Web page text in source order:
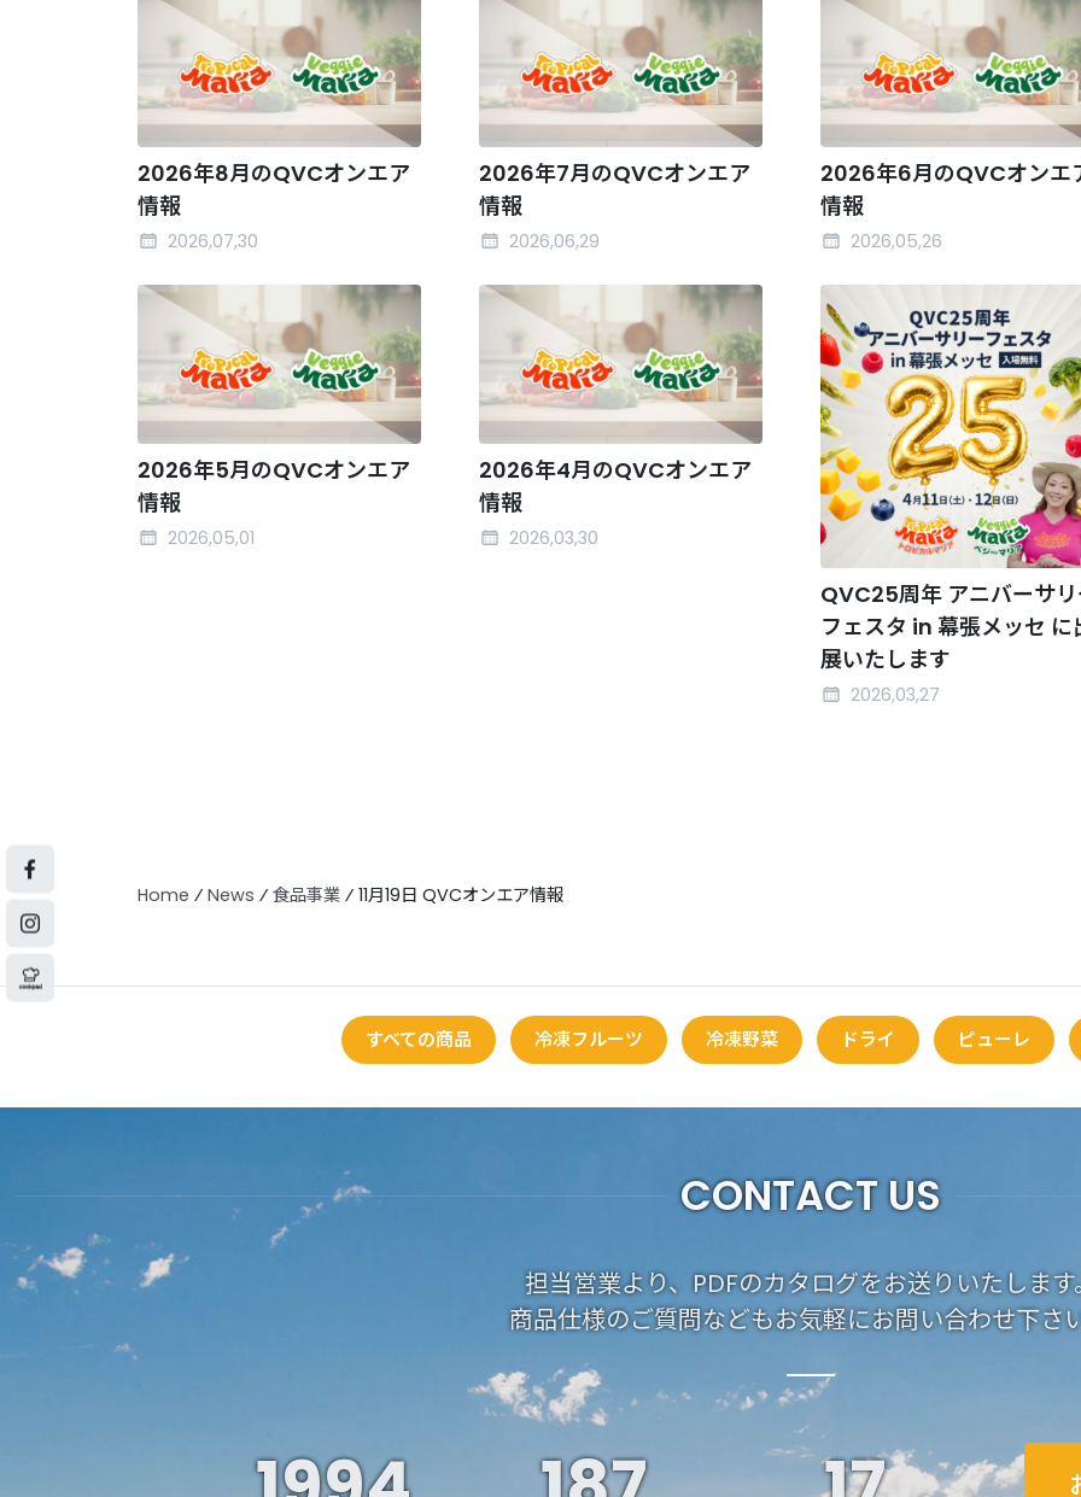
2026年8月のQVCオンエア
情報
2026,07,30
2026年7月のQVCオンエア
情報
2026,06,29
2026年6月のQVCオンエ
情報
2026,05,26
2026年5月のQVCオンエア
情報
2026,05,01
2026年4月のQVCオンエア
情報
2026,03,30
QVC25周年 アニバーサ
フェスタ in 幕張メッセ に
展いたします
2026,03,27
Home ⁄ News ⁄ 食品事業 ⁄ 11月19日 QVCオンエア情報
すべての商品 冷凍フルーツ 冷凍野菜 ドライ ピューレ
CONTACT US
担当営業より、PDFのカタログをお送りいたします
商品仕様のご質問などもお気軽にお問い合わせ下さ